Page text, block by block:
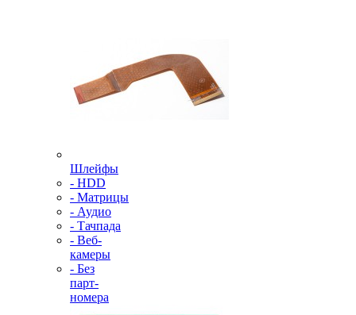
Шлейфы
- HDD
- Матрицы
- Аудио
- Тачпада
- Веб-
камеры
- Без
парт-
номера